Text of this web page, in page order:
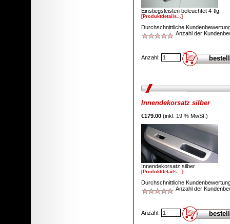
Einstiegsleisten beleuchtet 4-tlg.
[Produktdetails...]
Durchschnittliche
Anzahl der
Anzahl:
Innendekorsatz silber
€179.00 (inkl. 19 % MwSt.)
Innendekorsatz silber
[Produktdetails...]
Durchschnittliche
Anzahl der
Anzahl: